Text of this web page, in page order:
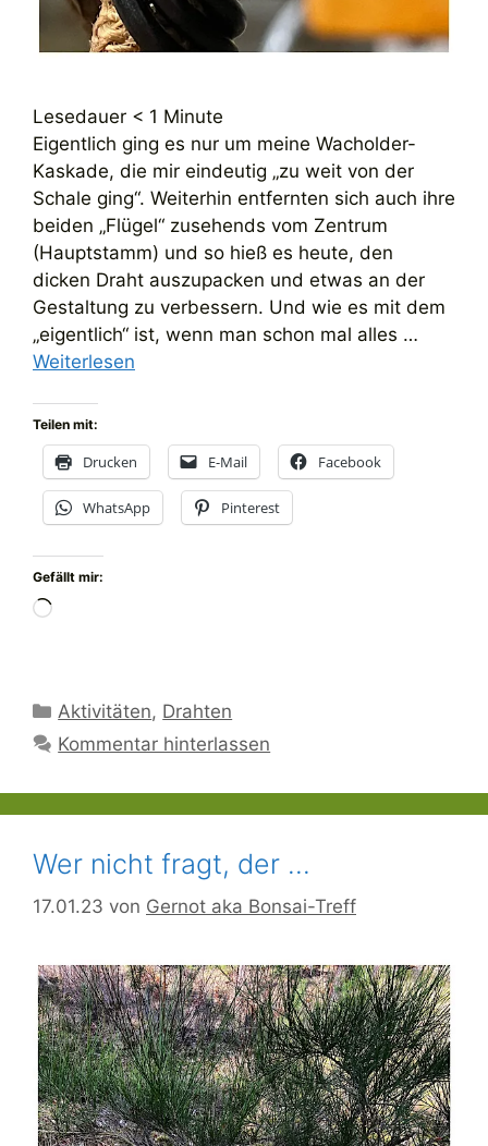
Lesedauer < 1 Minute
Eigentlich ging es nur um meine Wacholder-
Kaskade, die mir eindeutig „zu weit von der
Schale ging“. Weiterhin entfernten sich auch ihre
beiden „Flügel“ zusehends vom Zentrum
(Hauptstamm) und so hieß es heute, den
dicken Draht auszupacken und etwas an der
Gestaltung zu verbessern. Und wie es mit dem
„eigentlich“ ist, wenn man schon mal alles …
Weiterlesen
Teilen mit:
Drucken E-Mail Facebook
WhatsApp Pinterest
Gefällt mir:
Wird
Kategorien
Aktivitäten, Drahten
Kommentar hinterlassen
Wer nicht fragt, der …
17.01.23 von Gernot aka Bonsai-Treff